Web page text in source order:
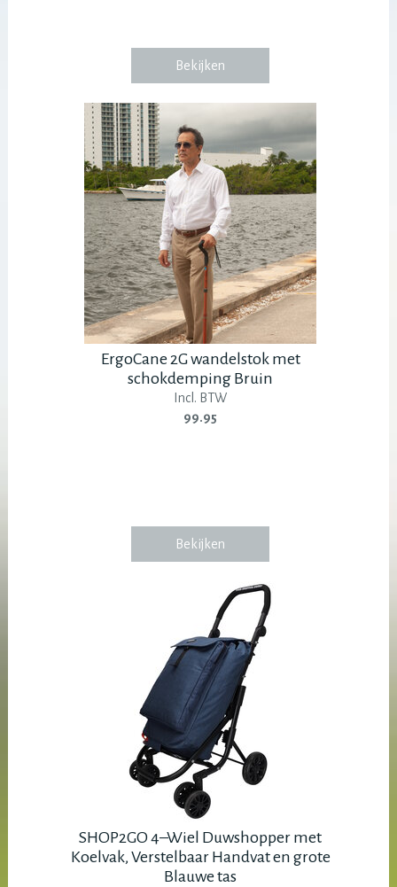
Bekijken
ErgoCane 2G wandelstok met
schokdemping Bruin
Incl. BTW
99.95
Bekijken
SHOP2GO 4–Wiel Duwshopper met
Koelvak, Verstelbaar Handvat en grote
Blauwe tas